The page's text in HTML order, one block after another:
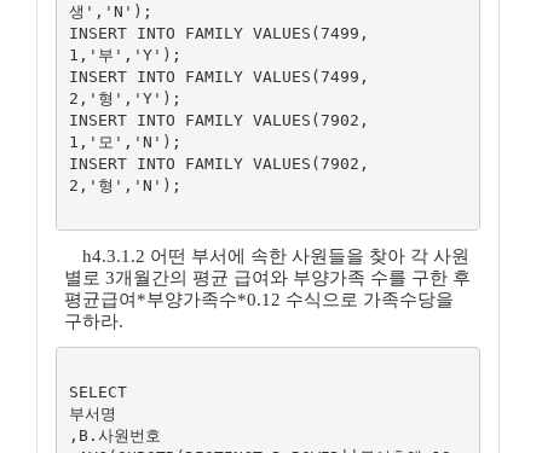
생','N');
INSERT INTO FAMILY VALUES(7499,
1,'부','Y');
INSERT INTO FAMILY VALUES(7499,
2,'형','Y');
INSERT INTO FAMILY VALUES(7902,
1,'모','N');
INSERT INTO FAMILY VALUES(7902,
2,'형','N');
h4.3.1.2 어떤 부서에 속한 사원들을 찾아 각 사원
별로 3개월간의 평균 급여와 부양가족 수를 구한 후
평균급여*부양가족수*0.12 수식으로 가족수당을
구하라.
SELECT
부서명
,B.사원번호